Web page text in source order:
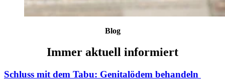
Blog
Immer aktuell informiert
Schluss mit dem Tabu: Genitalödem behandeln